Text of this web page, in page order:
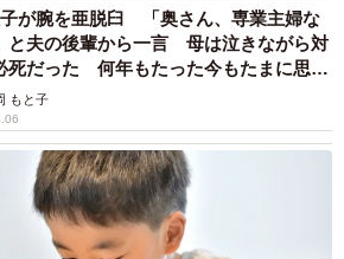
が腕を亜脱臼 「奥さん、専業主婦な
と夫の後輩から一言 母は泣きながら対
死だった 何年もたった今もたまに思い
もと子